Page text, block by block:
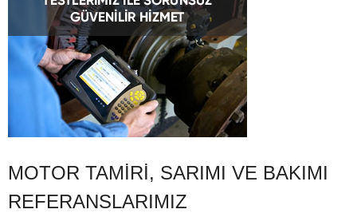
MOTOR TAMIRI, SARIMI VE BAKIMI
REFERANSLARIMIZ